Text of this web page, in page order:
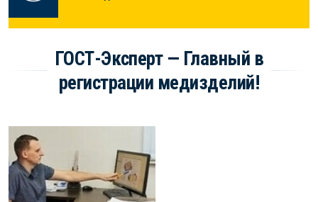
ГОСТ-Эксперт — Главный в
регистрации медизделий!